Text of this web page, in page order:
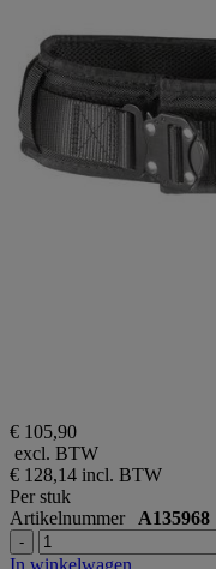
€ 105,90
excl. BTW
€ 128,14 incl. BTW
Per stuk
Artikelnummer A135968
-
In winkelwagen